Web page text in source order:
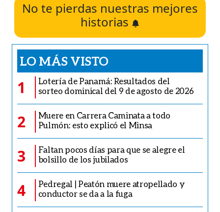
No te pierdas nuestras mejores
historias
LO MÁS VISTO
1
Lotería de Panamá: Resultados del
sorteo dominical del 9 de agosto de 2026
2
Muere en Carrera Caminata a todo
Pulmón: esto explicó el Minsa
3
Faltan pocos días para que se alegre el
bolsillo de los jubilados
4
Pedregal | Peatón muere atropellado y
conductor se da a la fuga